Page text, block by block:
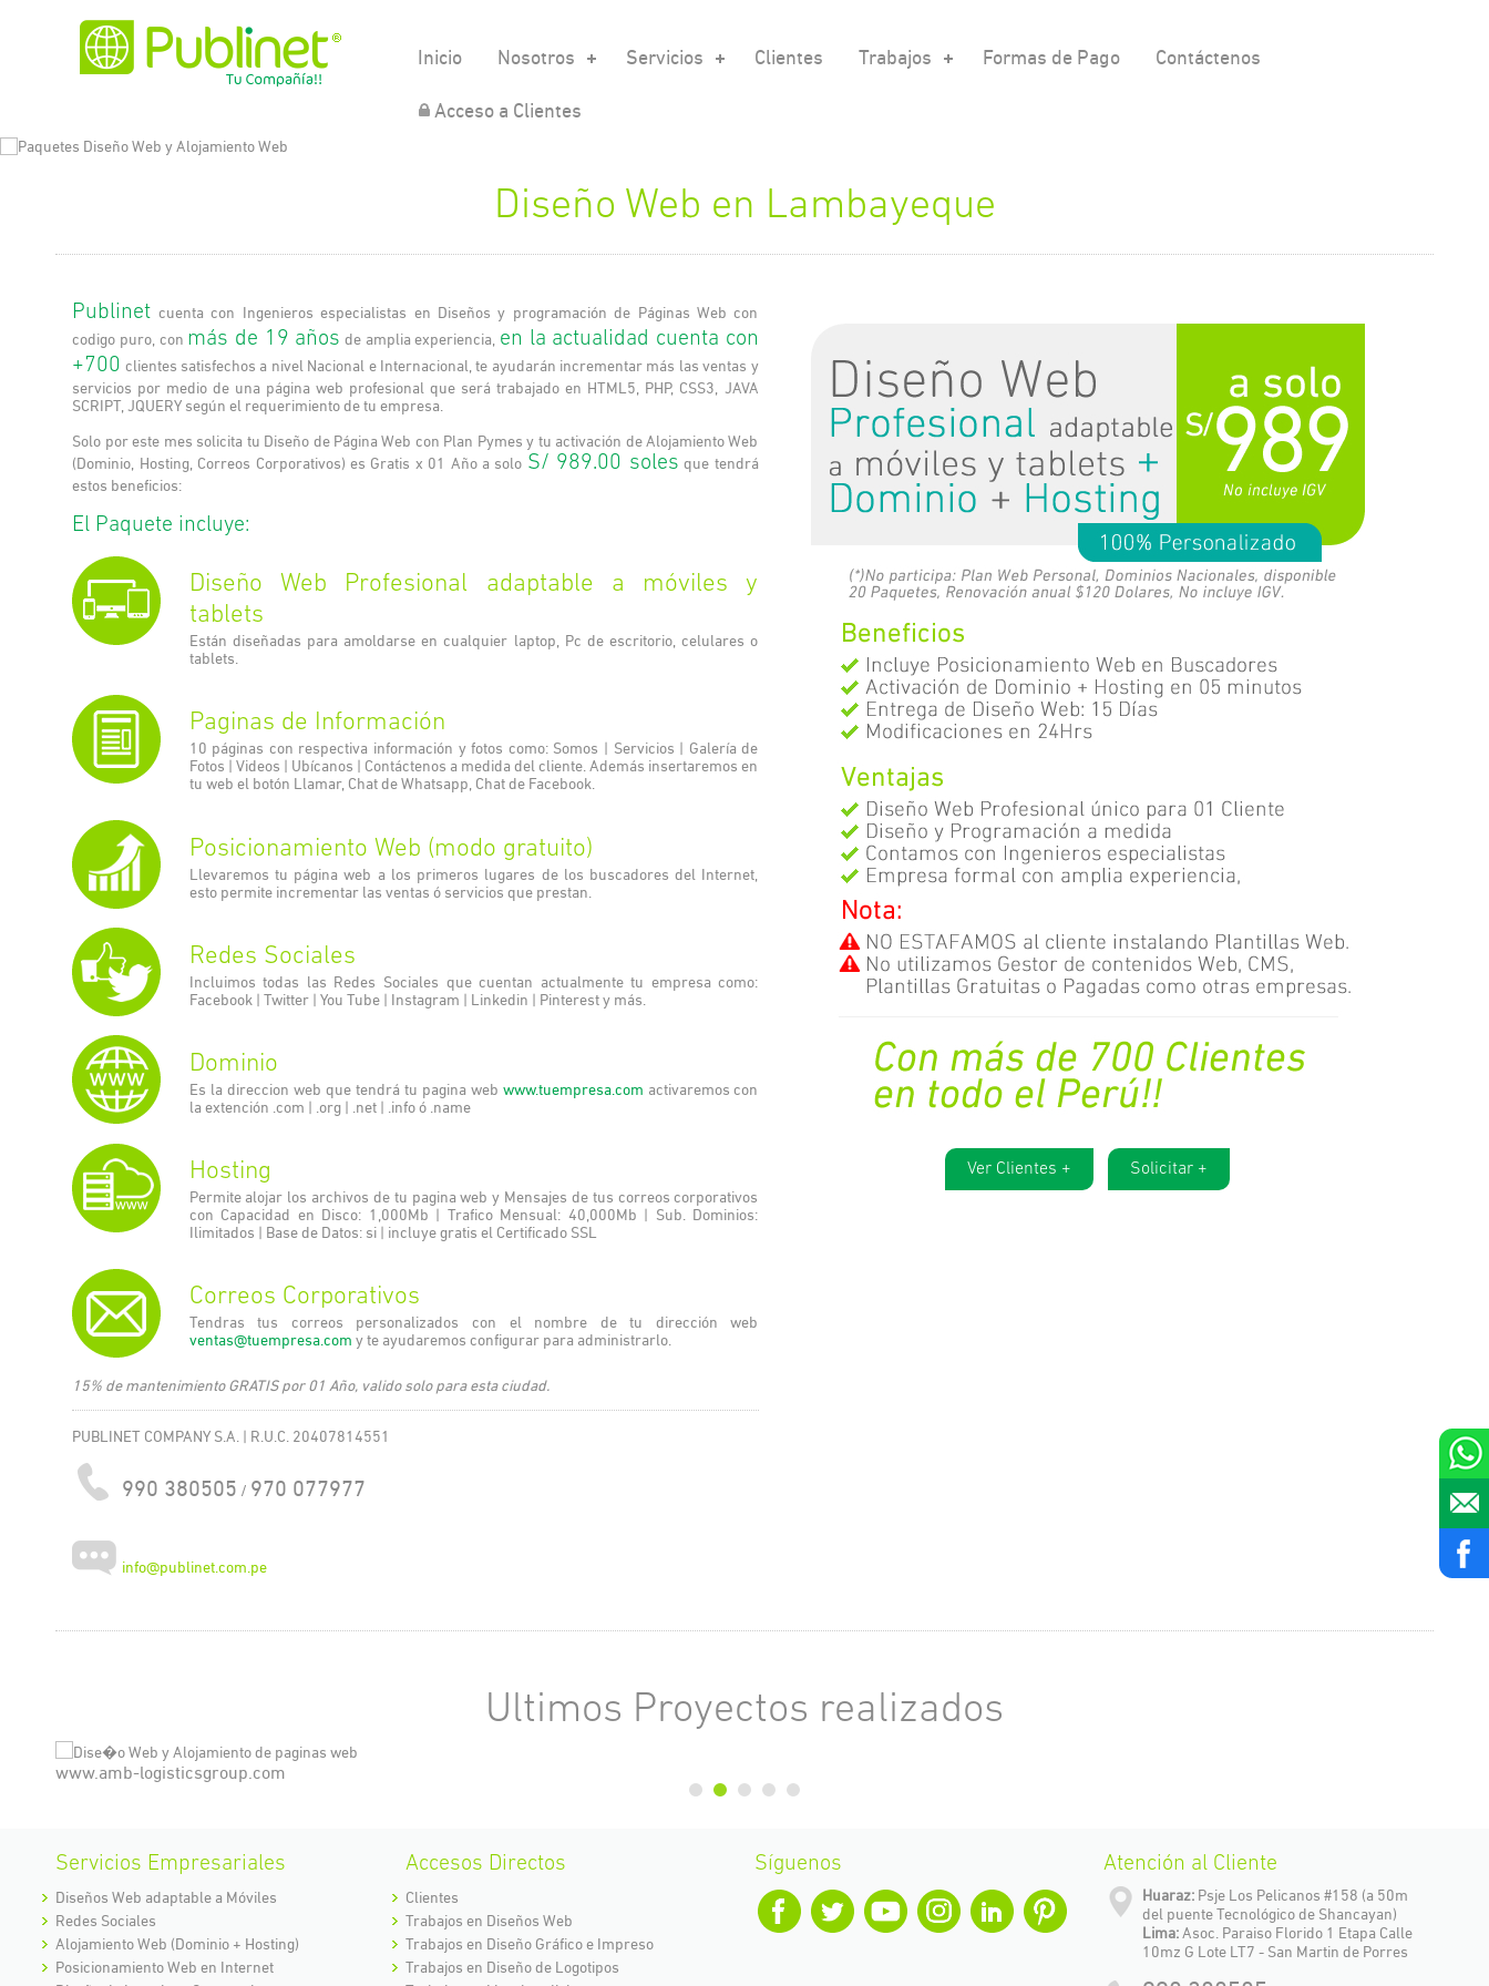
Inicio Nosotros Servicios Clientes Trabajos Formas de Pago Contáctenos
Acceso a Clientes
Diseño Web en Lambayeque
Publinet cuenta con Ingenieros especialistas en Diseños y programación de Páginas Web con
codigo puro, con más de 19 años de amplia experiencia, en la actualidad cuenta con
+700 clientes satisfechos a nivel Nacional e Internacional, te ayudarán incrementar más las ventas y
servicios por medio de una página web profesional que será trabajado en HTML5, PHP, CSS3, JAVA
SCRIPT, JQUERY según el requerimiento de tu empresa.
Solo por este mes solicita tu Diseño de Página Web con Plan Pymes y tu activación de Alojamiento Web
(Dominio, Hosting, Correos Corporativos) es Gratis x 01 Año a solo S/ 989.00 soles que tendrá
estos beneficios:
El Paquete incluye:
Diseño Web Profesional adaptable a móviles y
tablets
Están diseñadas para amoldarse en cualquier laptop, Pc de escritorio, celulares o
tablets.
Paginas de Información
10 páginas con respectiva información y fotos como: Somos | Servicios | Galería de
Fotos | Videos | Ubícanos | Contáctenos a medida del cliente. Además insertaremos en
tu web el botón Llamar, Chat de Whatsapp, Chat de Facebook.
Posicionamiento Web (modo gratuito)
Llevaremos tu página web a los primeros lugares de los buscadores del Internet,
esto permite incrementar las ventas ó servicios que prestan.
Redes Sociales
Incluimos todas las Redes Sociales que cuentan actualmente tu empresa como:
Facebook | Twitter | You Tube | Instagram | Linkedin | Pinterest y más.
Dominio
Es la direccion web que tendrá tu pagina web www.tuempresa.com activaremos con
la extención .com | .org | .net | .info ó .name
Hosting
Permite alojar los archivos de tu pagina web y Mensajes de tus correos corporativos
con Capacidad en Disco: 1,000Mb | Trafico Mensual: 40,000Mb | Sub. Dominios:
Ilimitados | Base de Datos: si | incluye gratis el Certificado SSL
Correos Corporativos
Tendras tus correos personalizados con el nombre de tu dirección web
ventas@tuempresa.com y te ayudaremos configurar para administrarlo.
15% de mantenimiento GRATIS por 01 Año, valido solo para esta ciudad.
PUBLINET COMPANY S.A. | R.U.C. 20407814551
990 380505 / 970 077977
info@publinet.com.pe
Ver Clientes + Solicitar +
Ultimos Proyectos realizados
www.amb-logisticsgroup.com
Servicios Empresariales
Diseños Web adaptable a Móviles
Redes Sociales
Alojamiento Web (Dominio + Hosting)
Posicionamiento Web en Internet
Accesos Directos
Clientes
Trabajos en Diseños Web
Trabajos en Diseño Gráfico e Impreso
Trabajos en Diseño de Logotipos
Síguenos Atención al Cliente
Huaraz:Psje Los Pelicanos #158 (a 50m
del puente Tecnológico de Shancayan)
Lima:Asoc. Paraiso Florido 1 Etapa Calle
10mz G Lote LT7 - San Martin de Porres